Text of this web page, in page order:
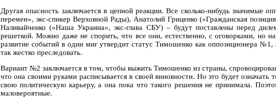
Другая опасность заключается в цепной реакции. Все сколько-нибудь значимые
перемен», экс-спикер Верховной Рады), Анатолий Гриценко («Гражданская
Наливайченко («Наша Украина», экс-глава СБУ) – будут поставлены перед
решеткой. Можно даже не спорить, что все они, естественно, с оговорками, но
развитие событий в один миг утвердит статус Тимошенко как оппозиционера
так жестко преследовать.
Вариант №2 заключается в том, чтобы выжить Тимошенко из страны,
что она своими руками расписывается в своей виновности. Но это будет
свою политическую карьеру, а она пока что такого решения не принимала.
маловероятные.